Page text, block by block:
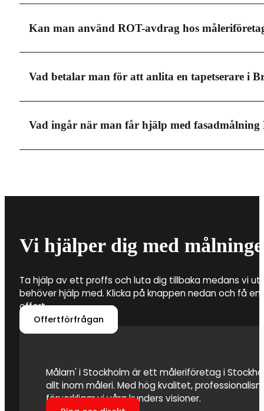
Målare i Brottby tar lite olika pris beroende på vilken
mycket som mellan 600-700 kronor i timmen. Men i
och det är viktigt att du anlitar en seriös firma, där
Kan man använd ROT-avdrag hos
Måleri i Brottby erbjuder dig möjligheten att göra
av tjänster. Detta är också någonting som
däremot vara värt att nämna till vald målerifirma
Vad betalar man för att anlita en tapetserare i
Den totala kostnaden för att få tapeten
000-4 000 kronor. Men utöver detta behöver du
materialkostnader. Det är därför flera faktorer som
Vad ingår när man får hjälp med
hjälp med vilken färg som ska användas. Att anlita
Vi hjälper dig med
Ta hjälp av ett proffs och luta dig tillbaka medans vi
behöver hjälp med. Klicka på knappen nedan och få
offert.
Offertförfrågan
Målarn' i Stockholm är ett måleriföretag i
allt inom måleri. Med hög kvalitet,
förverkligar vi våra kunders visioner.